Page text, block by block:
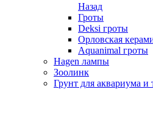
Назад
Гроты
Deksi гроты
Орловская
Aquanimal гроты
Hagen лампы
Зоолинк
Грунт для аквариума и